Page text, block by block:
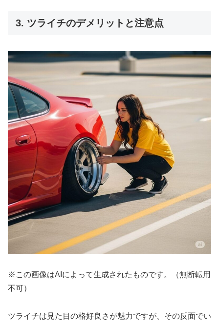
3. ツライチのデメリットと注意点
※この画像はAIによって生成されたものです。（無断転用
不可）
ツライチは見た目の格好良さが魅力ですが、その反面でい